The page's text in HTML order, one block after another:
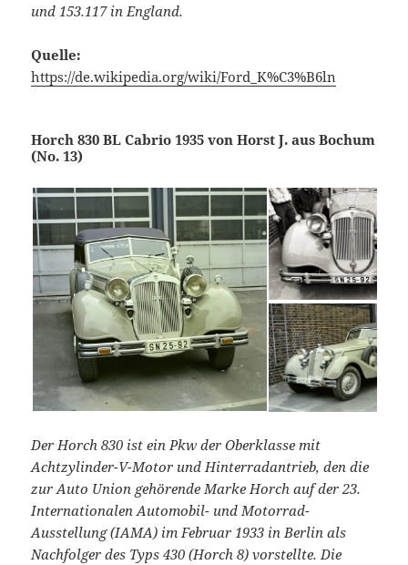
und 153.117 in England.
Quelle:
https://de.wikipedia.org/wiki/Ford_K%C3%B6ln
Horch 830 BL Cabrio 1935 von Horst J. aus Bochum
(No. 13)
Der Horch 830 ist ein Pkw der Oberklasse mit
Achtzylinder-V-Motor und Hinterradantrieb, den die
zur Auto Union gehörende Marke Horch auf der 23.
Internationalen Automobil- und Motorrad-
Ausstellung (IAMA) im Februar 1933 in Berlin als
Nachfolger des Typs 430 (Horch 8) vorstellte. Die